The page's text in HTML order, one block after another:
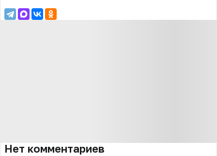
Нет комментариев